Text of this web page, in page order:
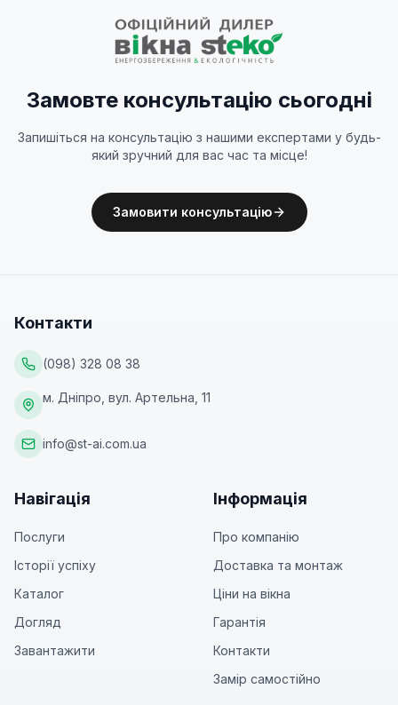
Замовте консультацію сьогодні
Запишіться на консультацію з нашими експертами у будь-
який зручний для вас час та місце!
Замовити консультацію
Контакти
(098) 328 08 38
м. Дніпро, вул. Артельна, 11
info@st-ai.com.ua
Навігація
Послуги
Історії успіху
Каталог
Догляд
Завантажити
Інформація
Про компанію
Доставка та монтаж
Ціни на вікна
Гарантія
Контакти
Замір самостійно